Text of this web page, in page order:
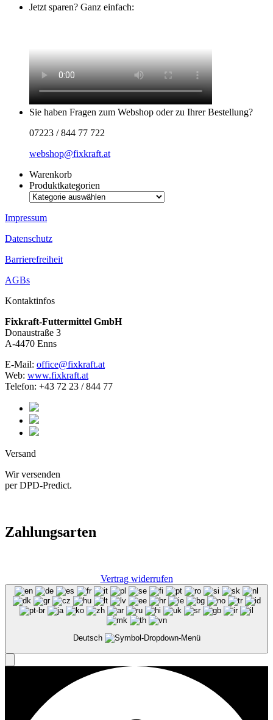
Jetzt sparen? Ganz einfach:
Sie haben Fragen zum Webshop oder zu Ihrer Bestellung?
07223 / 844 77 722
webshop@fixkraft.at
Warenkorb
Produktkategorien
Impressum
Datenschutz
Barrierefreiheit
AGBs
Kontaktinfos
Fixkraft-Futtermittel GmbH
Donaustraße 3
A-4470 Enns
E-Mail: office@fixkraft.at
Web: www.fixkraft.at
Telefon: +43 72 23 / 844 77
Versand
Wir versenden
per DPD-Predict.
Zahlungsarten
Vertrag widerrufen
Deutsch